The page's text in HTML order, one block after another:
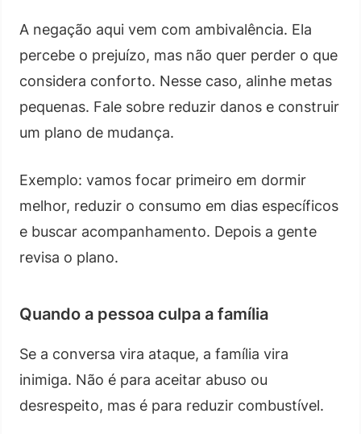
A negação aqui vem com ambivalência. Ela
percebe o prejuízo, mas não quer perder o que
considera conforto. Nesse caso, alinhe metas
pequenas. Fale sobre reduzir danos e construir
um plano de mudança.
Exemplo: vamos focar primeiro em dormir
melhor, reduzir o consumo em dias específicos
e buscar acompanhamento. Depois a gente
revisa o plano.
Quando a pessoa culpa a família
Se a conversa vira ataque, a família vira
inimiga. Não é para aceitar abuso ou
desrespeito, mas é para reduzir combustível.